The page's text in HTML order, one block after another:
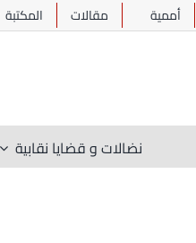
أممية مقالات المكتبة
نضالات و قضايا نقابية